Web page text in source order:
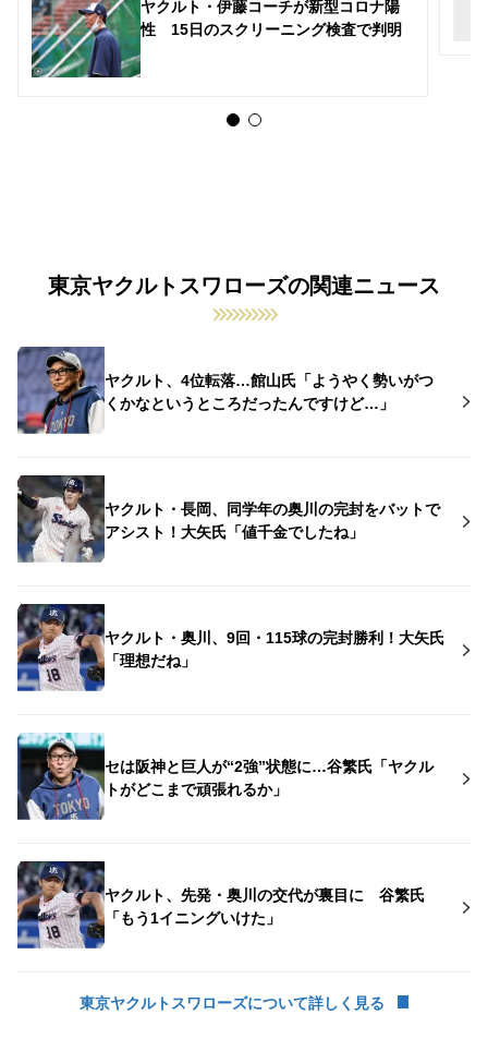
ヤクルト・伊藤コーチが新型コロナ陽
性 15日のスクリーニング検査で判明
東京ヤクルトスワローズの関連ニュース
ヤクルト、4位転落…館山氏「ようやく勢いがつ
くかなというところだったんですけど…」
ヤクルト・長岡、同学年の奥川の完封をバットで
アシスト！大矢氏「値千金でしたね」
ヤクルト・奥川、9回・115球の完封勝利！大矢氏
「理想だね」
セは阪神と巨人が“2強”状態に…谷繁氏「ヤクル
トがどこまで頑張れるか」
ヤクルト、先発・奥川の交代が裏目に 谷繁氏
「もう1イニングいけた」
東京ヤクルトスワローズについて詳しく見る